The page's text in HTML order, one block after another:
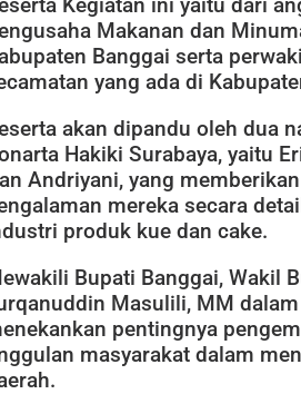
Makanan dan
Banggai serta
yang ada di
akan dipandu oleh dua
Hakiki Surabaya, yaitu
Andriyani, yang
mereka secara
produk kue dan cake.
Bupati Banggai, Wakil
Masulili, MM
pentingnya
masyarakat dalam